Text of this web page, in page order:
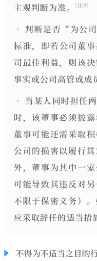
主观判断为准。 [注9]
• 判断是否“为公
标准， 即若公司董
司最佳利益，则该
事实或公司高管或成
• 当某人同时担任
时，该董事必须披
董事可能还需采取
公司的损害以履行其
外，董事为其中一家
可能导致其违反对
不限于保密义务）
应采取辞任的适当措
不得为不适当之目的